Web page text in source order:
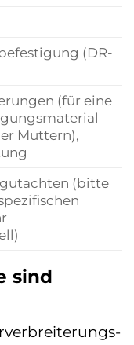
(DR-
(für eine
Muttern),
(bitte
sind